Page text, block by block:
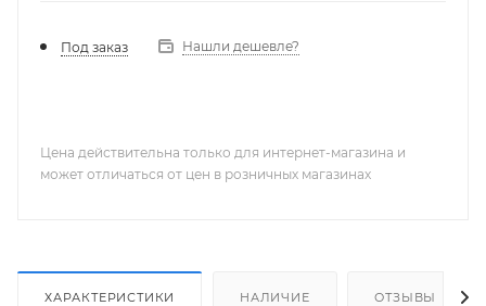
Под заказ Нашли дешевле?
Цена действительна только для интернет-магазина и
может отличаться от цен в розничных магазинах
ХАРАКТЕРИСТИКИ НАЛИЧИЕ ОТЗЫВЫ